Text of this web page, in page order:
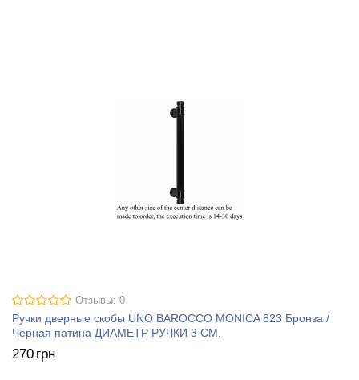
Отзывы: 0
Ручки дверные скобы UNO BAROCCO MONICA 823 Бронза /
Черная патина ДИАМЕТР РУЧКИ 3 СМ.
270 грн